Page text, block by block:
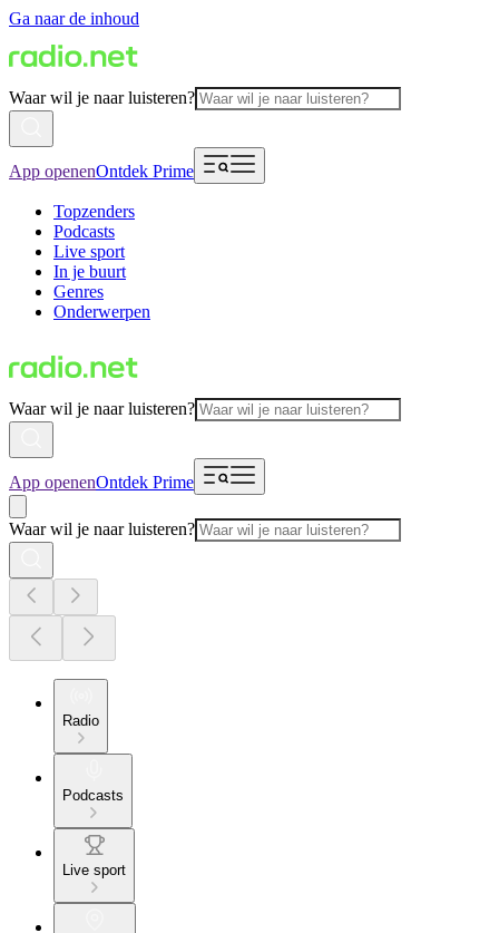
Ga naar de inhoud
Waar wil je naar luisteren?
App openenOntdek Prime
Topzenders
Podcasts
Live sport
In je buurt
Genres
Onderwerpen
Waar wil je naar luisteren?
App openenOntdek Prime
Waar wil je naar luisteren?
Radio
Podcasts
Live sport